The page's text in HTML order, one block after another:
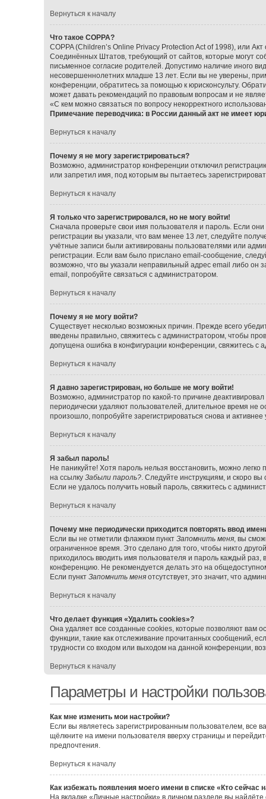
Вернуться к началу
Что такое COPPA?
COPPA (Children’s Online Privacy Protection Act of 1998), или
Соединённых Штатов, требующий от сайтов, которые могут
письменное согласие родителей. Допустимо наличие иного
несовершеннолетних младше 13 лет. Если вы не уверены,
конференции, обратитесь за помощью к юрисконсульту.
может давать рекомендаций по правовым вопросам и не
«С кем можно связаться по вопросу некорректного
Примечание переводчика: в России данный акт не имеет
Вернуться к началу
Почему я не могу зарегистрироваться?
Возможно, администратор конференции отключил
или запретил имя, под которым вы пытаетесь
Вернуться к началу
Я только что зарегистрировался, но не могу войти!
Сначала проверьте свои имя пользователя и пароль. Если
регистрации вы указали, что вам менее 13 лет, следуйте
учётные записи были активированы пользователями или
регистрации. Если вам было прислано email-сообщение,
возможно, что вы указали неправильный адрес email либо он
email, попробуйте связаться с администратором.
Вернуться к началу
Почему я не могу войти?
Существует несколько возможных причин. Прежде всего
введены правильно, свяжитесь с администратором, чтобы
допущена ошибка в конфигурации конференции, свяжитесь с
Вернуться к началу
Я давно зарегистрирован, но больше не могу войти!
Возможно, администратор по какой-то причине
периодически удаляют пользователей, длительное время
произошло, попробуйте зарегистрироваться снова и активнее
Вернуться к началу
Я забыл пароль!
Не паникуйте! Хотя пароль нельзя восстановить, можно
на ссылку Забыли пароль?. Следуйте инструкциям, и скоро
Если не удалось получить новый пароль, свяжитесь с
Вернуться к началу
Почему мне периодически приходится повторять ввод
Если вы не отметили флажком пункт Запомнить меня, вы
ограниченное время. Это сделано для того, чтобы никто
приходилось вводить имя пользователя и пароль каждый
конференцию. Не рекомендуется делать это на
Если пункт Запомнить меняотсутствует, это значит, что
Вернуться к началу
Что делает функция «Удалить cookies»?
Она удаляет все созданные cookies, которые позволяют вам
функции, такие как отслеживание прочитанных сообщений,
трудности со входом или выходом на данной конференции,
Вернуться к началу
Параметры и настройки
Как мне изменить мои настройки?
Если вы являетесь зарегистрированным пользователем, все
щёлкните на имени пользователя вверху страницы и
предпочтения.
Вернуться к началу
Как избежать появления моего имени в списке «Кто сейчас
На вкладке «Личные настройки» в личном разделе вы